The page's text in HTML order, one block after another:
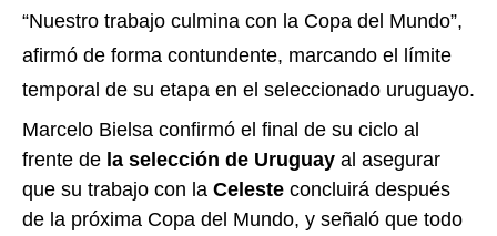
“Nuestro trabajo culmina con la Copa del Mundo”,
afirmó de forma contundente, marcando el límite
temporal de su etapa en el seleccionado uruguayo.
Marcelo Bielsa confirmó el final de su ciclo al
frente de la selección de Uruguay al asegurar
que su trabajo con la Celeste concluirá después
de la próxima Copa del Mundo, y señaló que todo